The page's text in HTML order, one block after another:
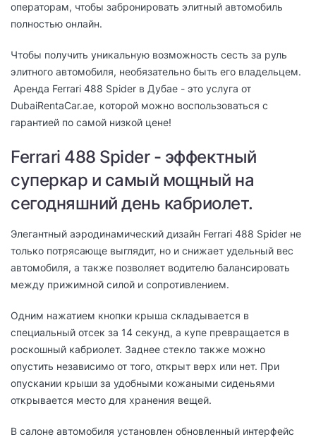
операторам, чтобы забронировать элитный автомобиль
полностью онлайн.
Чтобы получить уникальную возможность сесть за руль
элитного автомобиля, необязательно быть его владельцем.
Аренда Ferrari 488 Spider в Дубае - это услуга от
DubaiRentaCar.ae, которой можно воспользоваться с
гарантией по самой низкой цене!
Ferrari 488 Spider - эффектный
суперкар и самый мощный на
сегодняшний день кабриолет.
Элегантный аэродинамический дизайн Ferrari 488 Spider не
только потрясающе выглядит, но и снижает удельный вес
автомобиля, а также позволяет водителю балансировать
между прижимной силой и сопротивлением.
Одним нажатием кнопки крыша складывается в
специальный отсек за 14 секунд, а купе превращается в
роскошный кабриолет. Заднее стекло также можно
опустить независимо от того, открыт верх или нет. При
опускании крыши за удобными кожаными сиденьями
открывается место для хранения вещей.
В салоне автомобиля установлен обновленный интерфейс